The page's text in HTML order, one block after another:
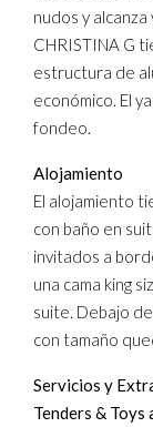
nudos y
CHRISTINA G
estructura de
económico. El
fondeo.
Alojamiento
El alojamiento
con baño en
invitados a
una cama king
suite. Debajo
con tamaño
Servicios y
Tenders &